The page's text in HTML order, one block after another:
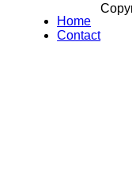
Home
Contact